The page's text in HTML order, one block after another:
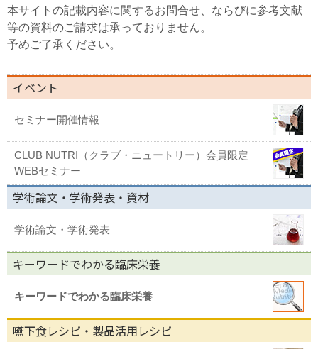
本サイトの記載内容に関するお問合せ、ならびに参考文献
等の資料のご請求は承っておりません。
予めご了承ください。
イベント
セミナー開催情報
CLUB NUTRI（クラブ・ニュートリー）会員限定
WEBセミナー
学術論文・学術発表・資材
学術論文・学術発表
キーワードでわかる臨床栄養
キーワードでわかる臨床栄養
嚥下食レシピ・製品活用レシピ